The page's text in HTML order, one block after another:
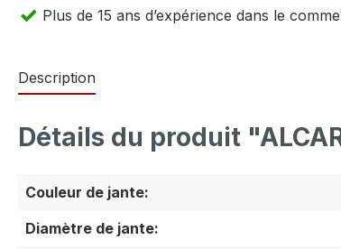
Plus de 15 ans d’expérience dans le
Description
Détails du produit
Couleur de jante:
Diamètre de jante: